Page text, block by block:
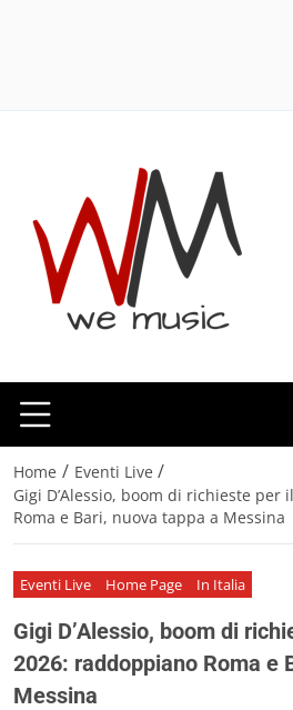
Home / Eventi Live /
Gigi D’Alessio, boom di richieste
Roma e Bari, nuova tappa a Messina
Eventi Live Home Page In Italia
Gigi D’Alessio, boom di
2026: raddoppiano Roma e
Messina